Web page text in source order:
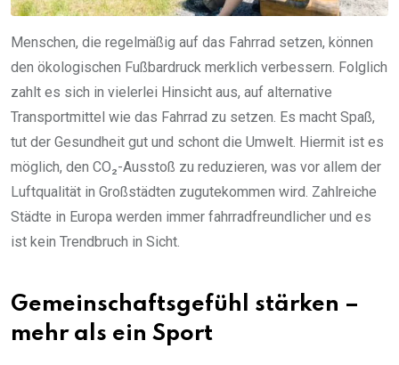
Menschen, die regelmäßig auf das Fahrrad setzen, können
den ökologischen Fußbardruck merklich verbessern. Folglich
zahlt es sich in vielerlei Hinsicht aus, auf alternative
Transportmittel wie das Fahrrad zu setzen. Es macht Spaß,
tut der Gesundheit gut und schont die Umwelt. Hiermit ist es
möglich, den CO₂-Ausstoß zu reduzieren, was vor allem der
Luftqualität in Großstädten zugutekommen wird. Zahlreiche
Städte in Europa werden immer fahrradfreundlicher und es
ist kein Trendbruch in Sicht.
Gemeinschaftsgefühl stärken –
mehr als ein Sport